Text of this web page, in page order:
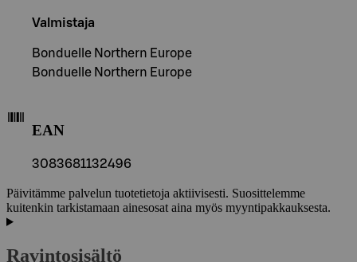
Valmistaja
Bonduelle Northern Europe
Bonduelle Northern Europe
EAN
3083681132496
Päivitämme palvelun tuotetietoja aktiivisesti. Suosittelemme
kuitenkin tarkistamaan ainesosat aina myös myyntipakkauksesta.
Ravintosisältö